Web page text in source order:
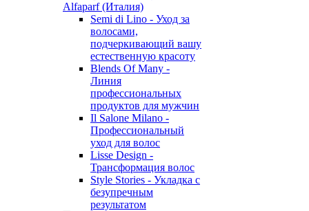
Alfaparf (Италия)
Semi di Lino - Уход за
волосами,
подчеркивающий вашу
естественную красоту
Blends Of Many -
Линия
профессиональных
продуктов для мужчин
Il Salone Milano -
Профессиональный
уход для волос
Lisse Design -
Трансформация волос
Style Stories - Укладка с
безупречным
результатом